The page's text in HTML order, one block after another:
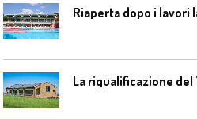
Riaperta dopo i lavori
La riqualificazione del